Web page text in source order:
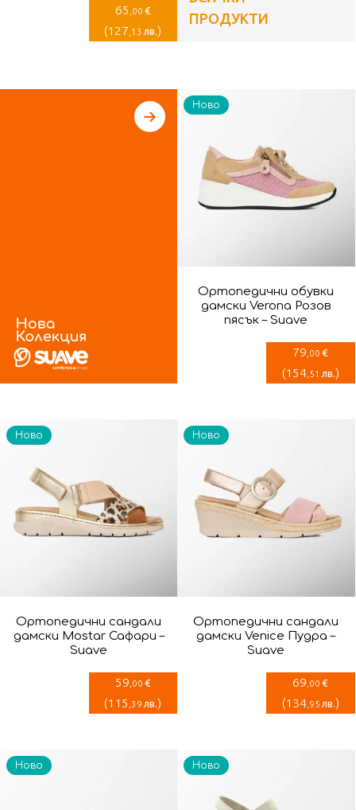
65 ,00 €
(127 ,13 лв.)
ПРОДУКТИ
Ортопедични обувки
дамски Verona Розов
пясък – Suave
79 ,00 €
(154,51 лв.)
Ново
Ортопедични сандали
дамски Mostar Сафари –
Suave
59 ,00 €
(115 ,39 лв.)
Ново
Ортопедични сандали
дамски Venice Пудра –
Suave
69 ,00 €
(134,95 лв.)
Ново
Ново Ново